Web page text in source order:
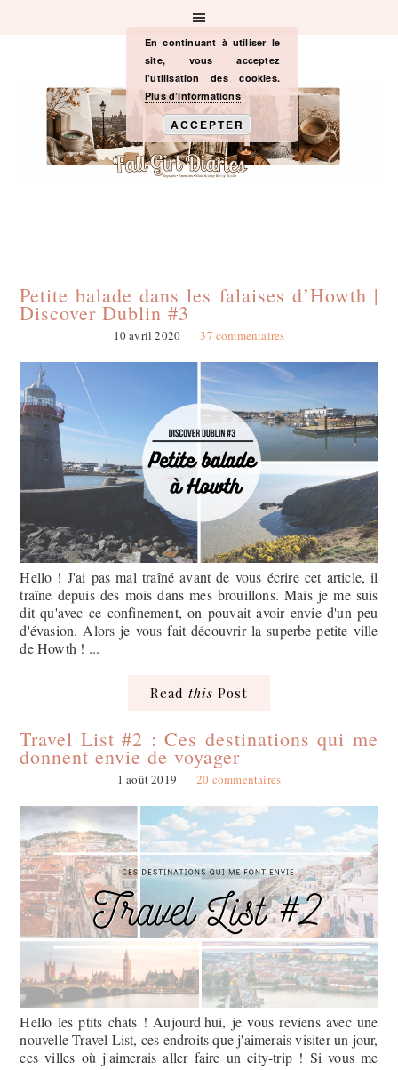
principale
Petite balade dans les falaises d’Howth |
Discover Dublin #3
10 avril 2020 37 commentaires
Hello ! J'ai pas mal traîné avant de vous écrire cet article, il
traîne depuis des mois dans mes brouillons. Mais je me suis
dit qu'avec ce confinement, on pouvait avoir envie d'un peu
d'évasion. Alors je vous fait découvrir la superbe petite ville
de Howth ! ...
Read this Post
Travel List #2 : Ces destinations qui me
donnent envie de voyager
1 août 2019 20 commentaires
Hello les ptits chats ! Aujourd'hui, je vous reviens avec une
nouvelle Travel List, ces endroits que j'aimerais visiter un jour,
ces villes où j'aimerais aller faire un city-trip ! Si vous me
En continuant à utiliser le
site, vous acceptez
l’utilisation des cookies.
Plus d’informations
ACCEPTER